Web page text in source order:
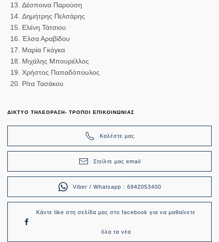
Δέσποινα Παρούση
Δημήτρης Πελιτάρης
Ελένη Τάτσιου
Έλσα Αραβίδου
Μαρία Γκόγκα
Μιχάλης Μπουρέλλος
Χρήστος Παπαδόπουλος
Ρίτα Τασάκου
ΔΙΚΤΥΟ ΤΗΛΕΟΡΑΣΗ- ΤΡΟΠΟΙ ΕΠΙΚΟΙΝΩΝΙΑΣ
Καλέστε μας
Στείλτε μας email
Viber / Whatsapp : 6942053400
Κάντε like στη σελίδα μας στο facebook για να μαθαίνετε
όλα τα νέα